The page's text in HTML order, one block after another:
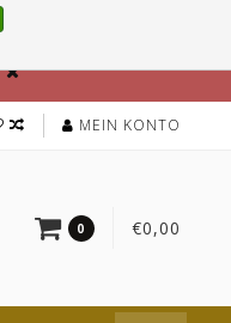
MEIN KONTO
0 €0,00